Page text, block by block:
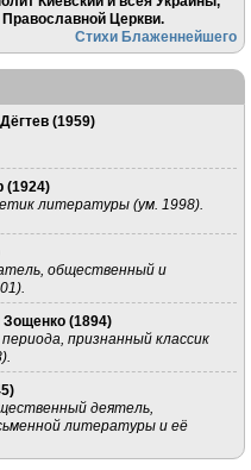
Церкви.
Стихи Блаженнейшего
(1959)
(1924)
литературы (ум. 1998).
общественный и
(1894)
признанный классик
)
деятель,
литературы и её